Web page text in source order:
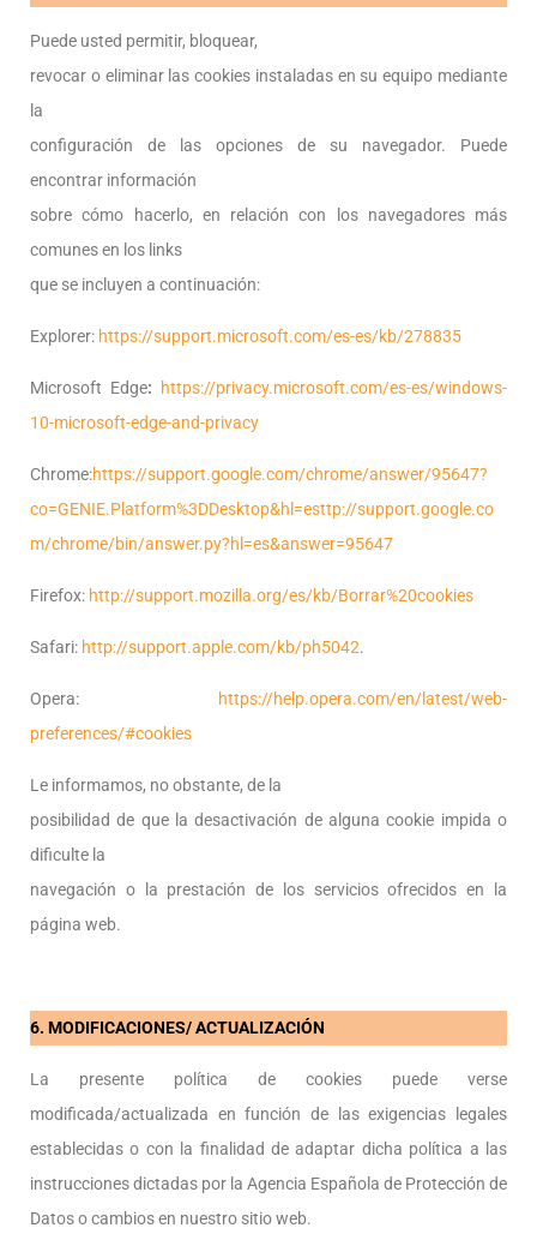
Puede usted permitir, bloquear,
revocar o eliminar las cookies instaladas en su equipo mediante
la
configuración de las opciones de su navegador. Puede
encontrar información
sobre cómo hacerlo, en relación con los navegadores más
comunes en los links
que se incluyen a continuación:
Explorer: https://support.microsoft.com/es-es/kb/278835
Microsoft Edge:
https://privacy.microsoft.com/es-es/windows-
10-microsoft-edge-and-privacy
Chrome:https://support.google.com/chrome/answer/95647?
co=GENIE.Platform%3DDesktop&hl=esttp://support.google.co
m/chrome/bin/answer.py?hl=es&answer=95647
Firefox: http://support.mozilla.org/es/kb/Borrar%20cookies
Safari: http://support.apple.com/kb/ph5042.
Opera:
https://help.opera.com/en/latest/web-
preferences/#cookies
Le informamos, no obstante, de la
posibilidad de que la desactivación de alguna cookie impida o
dificulte la
navegación o la prestación de los servicios ofrecidos en la
página web.
6. MODIFICACIONES/ ACTUALIZACIÓN
La presente política de cookies puede verse
modificada/actualizada en función de las exigencias legales
establecidas o con la finalidad de adaptar dicha política a las
instrucciones dictadas por la Agencia Española de Protección de
Datos o cambios en nuestro sitio web.